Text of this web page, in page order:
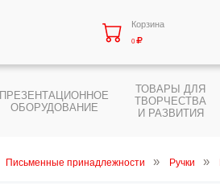
Корзина
0
ПРЕЗЕНТАЦИОННОЕ
ОБОРУДОВАНИЕ
ТОВАРЫ ДЛЯ
ТВОРЧЕСТВА
И РАЗВИТИЯ
Письменные принадлежности Ручки